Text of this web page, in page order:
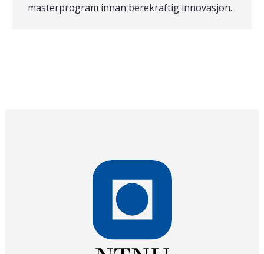
masterprogram innan berekraftig innovasjon.